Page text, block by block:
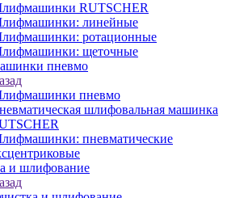
RUTSCHER
линейные
ротационные
щеточные
пневмо
пневмо
шлифовальная машинка
пневматические
и шлифование